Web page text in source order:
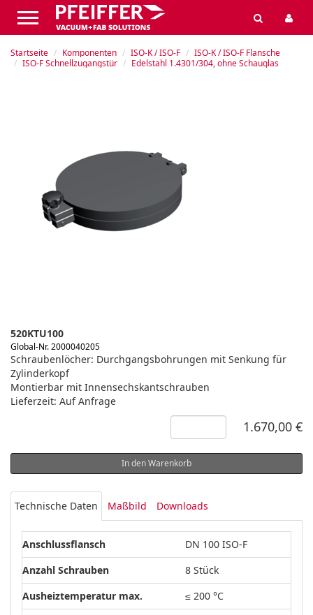
Startseite Komponenten ISO-K / ISO-F
ISO-K / ISO-F Flansche
ISO-F Schnellzugangstür
Edelstahl 1.4301/304, ohne Schauglas
520KTU100
Global-Nr. 2000040205
Schraubenlöcher: Durchgangsbohrungen mit Senkung für
Zylinderkopf
Montierbar mit Innensechskantschrauben
Lieferzeit: Auf Anfrage
1.670,00 €
In den Warenkorb
Technische Daten Maßbild Downloads
Anschlussflansch
DN 100 ISO-F
Anzahl Schrauben
8 Stück
Ausheiztemperatur max.
≤ 200 °C